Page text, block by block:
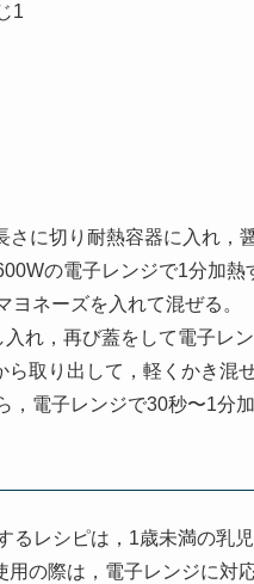
1
さに切り耐熱容器に入れ，
の電子レンジで1分加熱
ヨネーズを入れて混ぜる。
入れ，再び蓋をして電子レ
ら取り出して，軽くかき混ぜ
，電子レンジで30秒〜1分加
るレシピは，1歳未満の乳
用の際は，電子レンジに対